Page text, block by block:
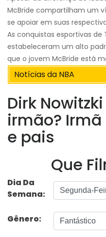
McBride compartilham um
se apoiar em suas
As conquistas esportivas de
estabeleceram um alto
que o jovem McBride está
Notícias da NBA
Dirk
irmão? Irmã
e pais
Que
Dia Da
Semana:
Gênero: